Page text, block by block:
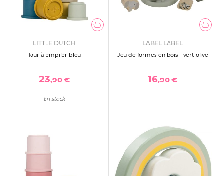
LITTLE DUTCH
Tour à empiler bleu
23,90 €
En stock
LABEL LABEL
Jeu de formes en bois - vert olive
16,90 €